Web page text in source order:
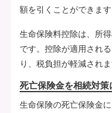
額を引くことができます
生命保険料控除は、所
です。控除が適用され
り、税負担が軽減されま
死亡保険金を相続対策
生命保険の死亡保険金